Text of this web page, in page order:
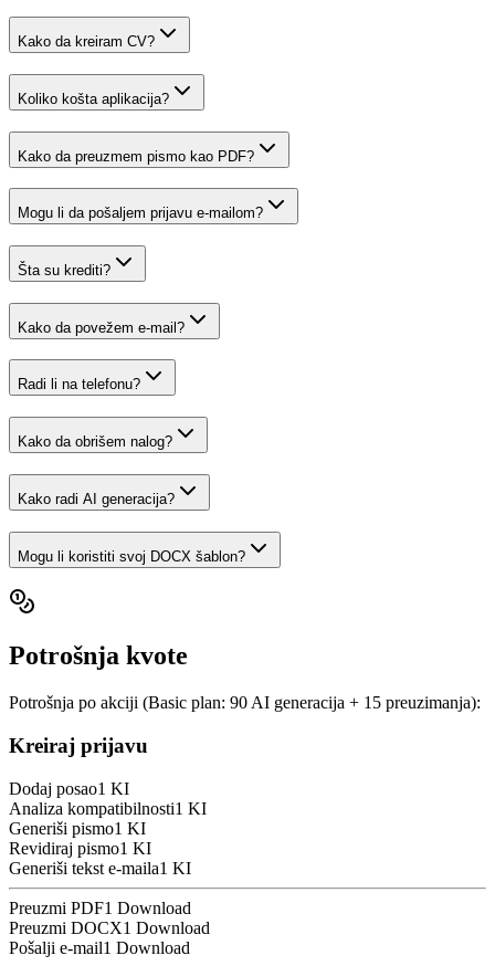
Kako da kreiram CV?
Koliko košta aplikacija?
Kako da preuzmem pismo kao PDF?
Mogu li da pošaljem prijavu e-mailom?
Šta su krediti?
Kako da povežem e-mail?
Radi li na telefonu?
Kako da obrišem nalog?
Kako radi AI generacija?
Mogu li koristiti svoj DOCX šablon?
Potrošnja kvote
Potrošnja po akciji (Basic plan: 90 AI generacija + 15 preuzimanja):
Kreiraj prijavu
Dodaj posao1 KI
Analiza kompatibilnosti1 KI
Generiši pismo1 KI
Revidiraj pismo1 KI
Generiši tekst e-maila1 KI
Preuzmi PDF1 Download
Preuzmi DOCX1 Download
Pošalji e-mail1 Download